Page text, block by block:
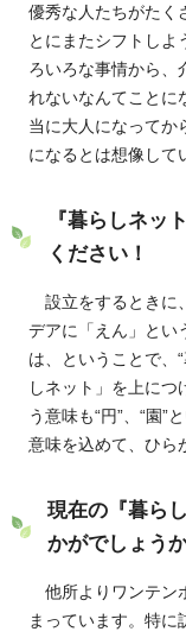
優秀な人たちがたく
とにまたシフトしよ
ろいろな事情から、
れないなんてことに
当に大人になってか
になるとは想像して
『暮らしネッ
ください！
設立をするときに
デアに「えん」とい
は、ということで、
しネット」を上につ
う意味も“円”、“園”
意味を込めて、ひら
現在の『暮ら
かがでしょう
他所よりワンテン
まっています。特に